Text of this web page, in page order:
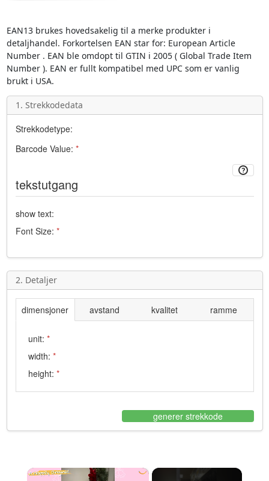
EAN13 brukes hovedsakelig til a merke produkter i
detaljhandel. Forkortelsen EAN star for: European Article
Number . EAN ble omdopt til GTIN i 2005 (Global Trade Item
Number ). EAN er fullt kompatibel med UPC som er vanlig
brukt i USA.
1. Strekkodedata
Strekkodetype:
Barcode Value: *
tekstutgang
show text:
Font Size: *
2. Detaljer
dimensjoner avstand kvalitet ramme
unit: *
width: *
height: *
generer strekkode
×